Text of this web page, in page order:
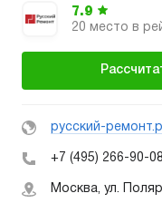
7.9
20 место в
русский-
+7 (495) 266-90-08
Москва, ул.